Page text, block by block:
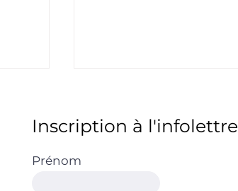
Inscription à l'infolettre
Prénom